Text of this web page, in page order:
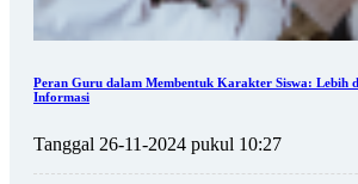
Peran Guru dalam Membentuk Karakter Siswa: Lebih
Informasi
Tanggal 26-11-2024 pukul 10:27